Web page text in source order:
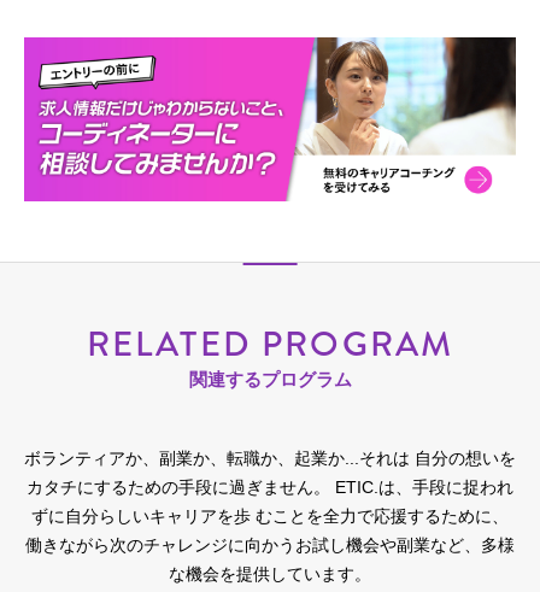
RELATED PROGRAM
関連するプログラム
ボランティアか、副業か、転職か、起業か...それは 自分の想いを
カタチにするための手段に過ぎません。
ETIC.は、手段に捉われ
ずに自分らしいキャリアを歩 むことを全力で応援するために、
働きながら次のチャレンジに向かうお試し機会や副業など、多様
な機会を提供しています。